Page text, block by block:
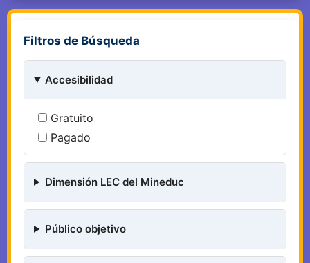
Filtros de Búsqueda
Accesibilidad
Gratuito
Pagado
Dimensión LEC del Mineduc
Público objetivo